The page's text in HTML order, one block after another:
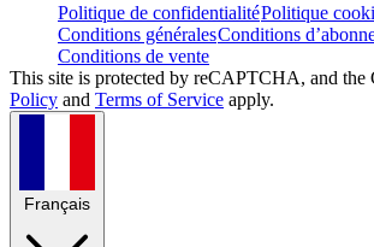
Politique de confidentialitéPolitique
Conditions généralesConditions
Conditions de vente
This site is protected by reCAPTCHA, and the
Policy and Terms of Service apply.
Français